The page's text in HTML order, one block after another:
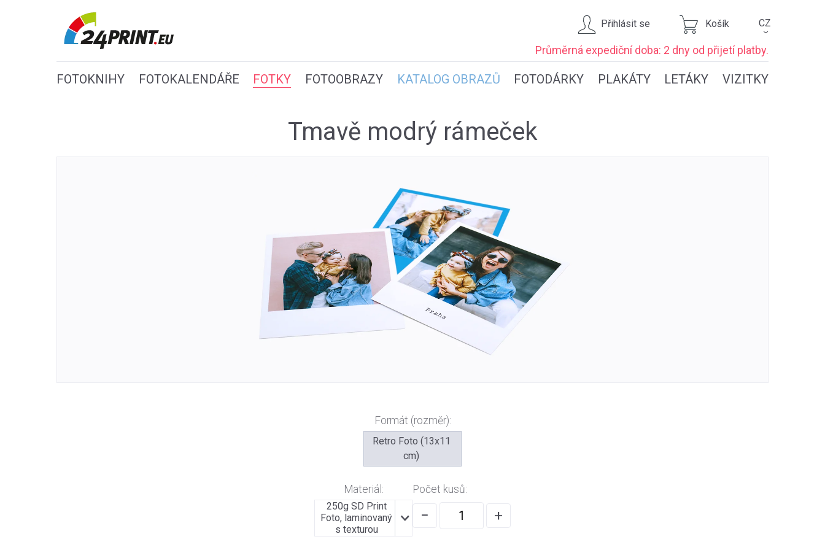
Přihlásit se Košík CZ
›
Průměrná expedičnídoba: 2 dny od přijetí platby.
FOTOKNIHY FOTOKALENDÁŘE FOTKY FOTOOBRAZY KATALOG OBRAZŮ FOTODÁRKY PLAKÁTY LETÁKY VIZITKY
Tmavě modrý rámeček
Formát (rozměr):
Retro Foto (13x11
cm)
Materiál:
250g SD Print
Foto, laminovaný
s texturou
Počet kusů:
− +